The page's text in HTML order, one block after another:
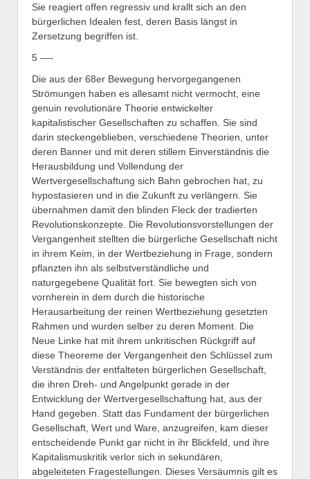
Sie reagiert offen regressiv und krallt sich an den
bürgerlichen Idealen fest, deren Basis längst in
Zersetzung begriffen ist.
5 —-
Die aus der 68er Bewegung hervorgegangenen
Strömungen haben es allesamt nicht vermocht, eine
genuin revolutionäre Theorie entwickelter
kapitalistischer Gesellschaften zu schaffen. Sie sind
darin steckengeblieben, verschiedene Theorien, unter
deren Banner und mit deren stillem Einverständnis die
Herausbildung und Vollendung der
Wertvergesellschaftung sich Bahn gebrochen hat, zu
hypostasieren und in die Zukunft zu verlängern. Sie
übernahmen damit den blinden Fleck der tradierten
Revolutionskonzepte. Die Revolutionsvorstellungen der
Vergangenheit stellten die bürgerliche Gesellschaft nicht
in ihrem Keim, in der Wertbeziehung in Frage, sondern
pflanzten ihn als selbstverständliche und
naturgegebene Qualität fort. Sie bewegten sich von
vornherein in dem durch die historische
Herausarbeitung der reinen Wertbeziehung gesetzten
Rahmen und wurden selber zu deren Moment. Die
Neue Linke hat mit ihrem unkritischen Rückgriff auf
diese Theoreme der Vergangenheit den Schlüssel zum
Verständnis der entfalteten bürgerlichen Gesellschaft,
die ihren Dreh- und Angelpunkt gerade in der
Entwicklung der Wertvergesellschaftung hat, aus der
Hand gegeben. Statt das Fundament der bürgerlichen
Gesellschaft, Wert und Ware, anzugreifen, kam dieser
entscheidende Punkt gar nicht in ihr Blickfeld, und ihre
Kapitalismuskritik verlor sich in sekundären,
abgeleiteten Fragestellungen. Dieses Versäumnis gilt es